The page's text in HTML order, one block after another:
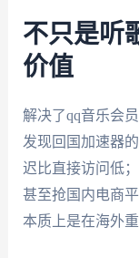
不只是听
价值
解决了qq音乐会
发现回国加速器
迟比直接访问低；
甚至抢国内电商
本质上是在海外